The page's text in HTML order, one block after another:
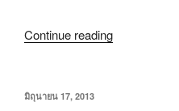
Continue reading
มิถุนายน 17, 2013